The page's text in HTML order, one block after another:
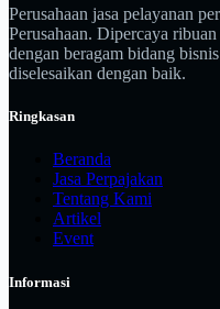
Perusahaan jasa pelayanan
Perusahaan. Dipercaya
dengan beragam bidang
diselesaikan dengan baik.
Ringkasan
Beranda
Jasa Perpajakan
Tentang Kami
Artikel
Event
Informasi